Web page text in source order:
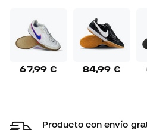
67,99 € 84,99 €
Producto con envío